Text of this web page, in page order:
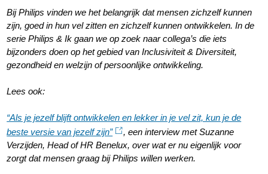
Bij Philips vinden we het belangrijk dat mensen zichzelf kunnen
zijn, goed in hun vel zitten en zichzelf kunnen ontwikkelen. In de
serie Philips & Ik gaan we op zoek naar collega’s die iets
bijzonders doen op het gebied van Inclusiviteit & Diversiteit,
gezondheid en welzijn of persoonlijke ontwikkeling.
Lees ook:
“Als je jezelf blijft ontwikkelen en lekker in je vel zit, kun je de
beste versie van jezelf zijn”
, een interview met Suzanne
Verzijden, Head of HR Benelux, over wat er nu eigenlijk voor
zorgt dat mensen graag bij Philips willen werken.